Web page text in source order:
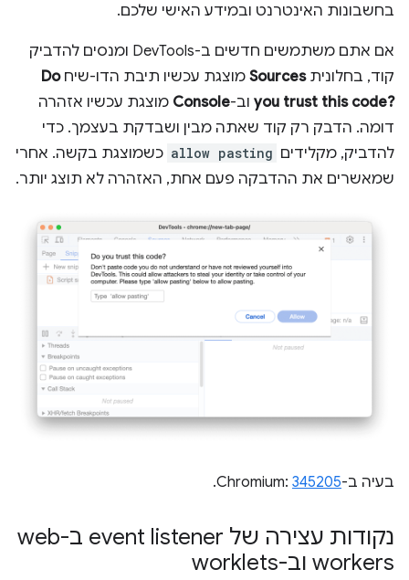
בחשבונות האינטרנט ובמידע האישי שלכם.
אם אתם משתמשים חדשים ב-DevTools ומנסים להדביק
קוד, בחלוניתSources מוצגת עכשיו תיבת הדו-שיחDo
you trust this code?‎ וב-Console מוצגת עכשיו אזהרה
דומה. הדבק רק קוד שאתה מבין ושבדקת בעצמך. כדי
להדביק, מקלידים allow pasting כשמוצגת בקשה. אחרי
שמאשרים את ההדבקה פעם אחת, האזהרה לא תוצג יותר.
בעיה ב-Chromium:345205
.
נקודות עצירה של event listener ב-web
workers וב-worklets